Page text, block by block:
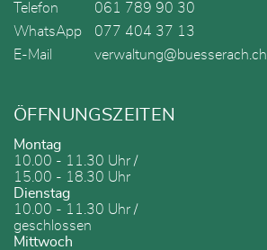
Telefon
061 789 90 30
WhatsApp
077 404 37 13
E-Mail
verwaltung@buesserach.ch
ÖFFNUNGSZEITEN
Montag
10.00 - 11.30 Uhr /
15.00 - 18.30 Uhr
Dienstag
10.00 - 11.30 Uhr /
geschlossen
Mittwoch